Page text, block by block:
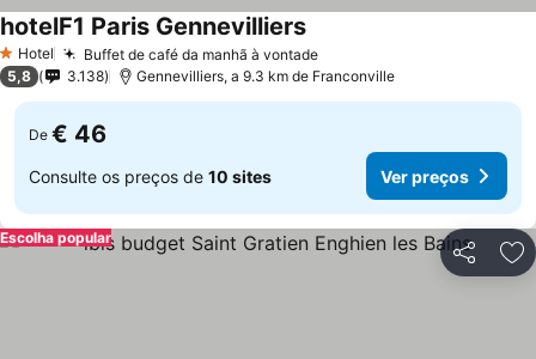
1 Estrelas
Hotel Buffet de café da manhã à vontadeVer preços
hotelF1 Paris GennevilliersVer preços
5,8 3.138 Gennevilliers, a 9.3 km de Franconville
De € 46
Consulte os preços de 10 sites Ver preços
Partilhar
Escolha popular